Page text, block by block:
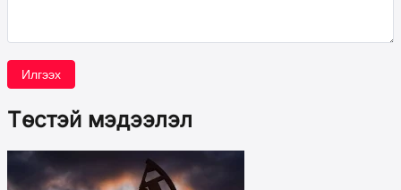
Илгээх
Төстэй мэдээлэл